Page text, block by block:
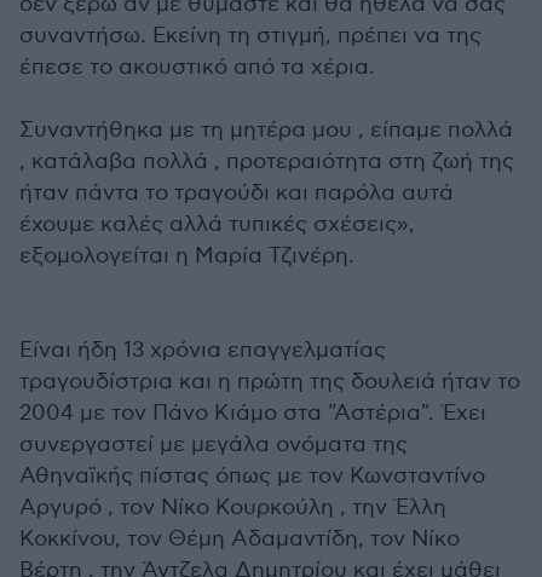
συναντήσω. Εκείνη τη στιγμή, πρέπει να της
έπεσε το ακουστικό από τα χέρια.
Συναντήθηκα με τη μητέρα μου , είπαμε πολλά
, κατάλαβα πολλά , προτεραιότητα στη ζωή της
ήταν πάντα το τραγούδι και παρόλα αυτά
έχουμε καλές αλλά τυπικές σχέσεις»,
εξομολογείται η Μαρία Τζινέρη.
Είναι ήδη 13 χρόνια επαγγελματίας
τραγουδίστρια και η πρώτη της δουλειά ήταν το
2004 με τον Πάνο Κιάμο στα "Αστέρια". Έχει
συνεργαστεί με μεγάλα ονόματα της
Αθηναϊκής πίστας όπως με τον Κωνσταντίνο
Αργυρό , τον Νίκο Κουρκούλη , την Έλλη
Κοκκίνου, τον Θέμη Αδαμαντίδη, τον Νίκο
Βέρτη , την Άντζελα Δημητρίου και έχει μάθει